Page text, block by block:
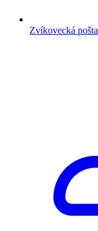
Zvíkovecká pošta